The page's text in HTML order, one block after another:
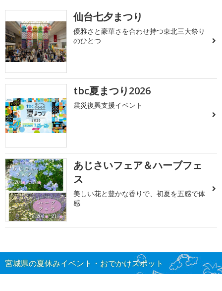
仙台七夕まつり
優雅さと豪華さを合わせ持つ東北三大祭り
のひとつ
tbc夏まつり2026
震災復興支援イベント
あじさいフェア＆ハーブフェ
ス
美しい花と豊かな香りで、初夏を五感で体
感
宮城県の夏休みイベント・おでかけスポット